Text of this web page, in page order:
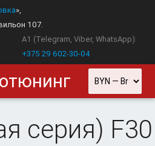
»,
107.
A1 (Telegram, Viber, WhatsApp):
+375 29 602-30-04
серия) F30